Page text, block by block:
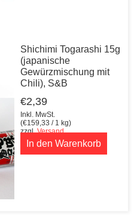
Shichimi Togarashi 15g
(japanische
Gewürzmischung mit
Chili), S&B
€2,39
Inkl. MwSt.
(€159,33 / 1 kg)
zzgl.Versand
In den Warenkorb